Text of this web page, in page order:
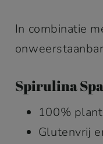
In combinatie
Spirulina
100%
Glutenvrij